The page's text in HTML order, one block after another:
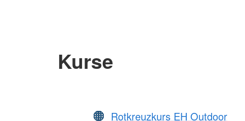
Kurse
Rotkreuzkurs EH Outdoor